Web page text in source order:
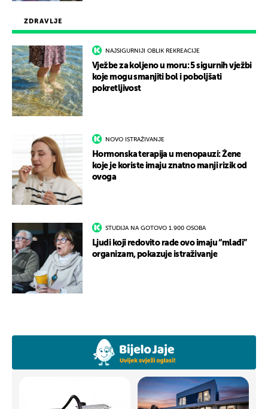
ZDRAVLJE
NAJSIGURNIJI OBLIK REKREACIJE
Vježbe za koljeno u moru: 5 sigurnih vježbi
koje mogu smanjiti bol i poboljšati
pokretljivost
NOVO ISTRAŽIVANJE
Hormonska terapija u menopauzi: Žene
koje je koriste imaju znatno manji rizik od
ovoga
STUDIJA NA GOTOVO 1.900 OSOBA
Ljudi koji redovito rade ovo imaju “mlađi”
organizam, pokazuje istraživanje